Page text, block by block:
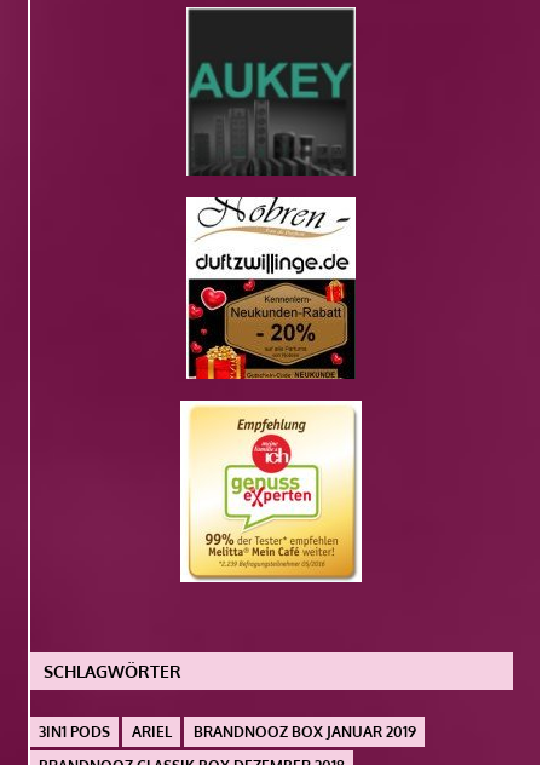
SCHLAGWÖRTER
3IN1 PODS ARIEL
BRANDNOOZ BOX JANUAR 2019